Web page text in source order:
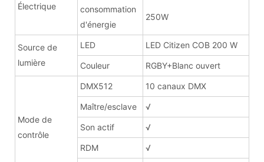
Électrique
consommation
d'énergie
250W
Source de
lumière
LED LED Citizen COB 200 W
Couleur RGBY+Blanc ouvert
Mode de
contrôle
DMX512 10 canaux DMX
Maître/esclave √
Son actif √
RDM √